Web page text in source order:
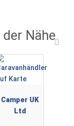
Nähe
Camper UK
Ltd